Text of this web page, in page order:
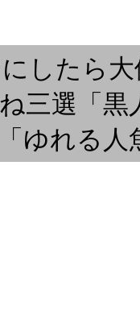
奏』②
啓太郎の
したら大
三選「黒
ゆれる人